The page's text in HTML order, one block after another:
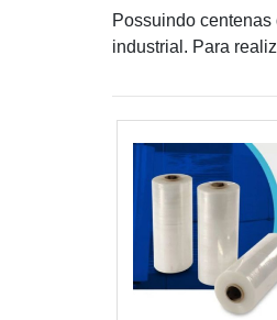
Possuindo
industrial. Para